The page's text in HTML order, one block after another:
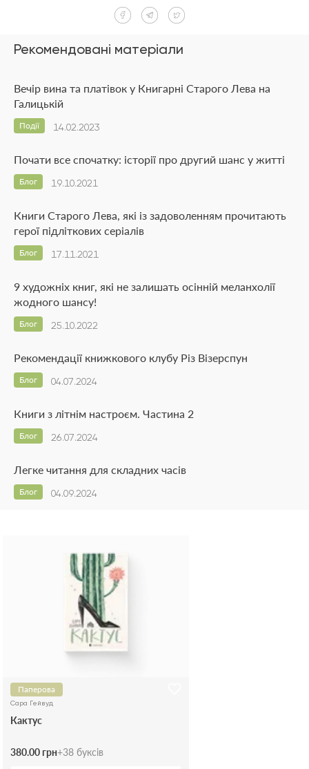
Рекомендовані матеріали
Вечір вина та платівок у Книгарні Старого Лева на
Галицькій
14.02.2023
Події
Почати все спочатку: історії про другий шанс у житті
19.10.2021
Блог
Книги Старого Лева, які із задоволенням прочитають
герої підліткових серіалів
17.11.2021
Блог
9 художніх книг, які не залишать осінній меланхолії
жодного шансу!
25.10.2022
Блог
Рекомендації книжкового клубу Різ Візерспун
04.07.2024
Блог
Книги з літнім настроєм. Частина 2
26.07.2024
Блог
Легке читання для складних часів
04.09.2024
Блог
Паперова
Сара Гейвуд
Кактус
380.00 грн+38 буксів